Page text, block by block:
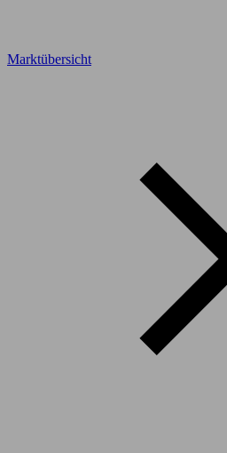
Marktübersicht